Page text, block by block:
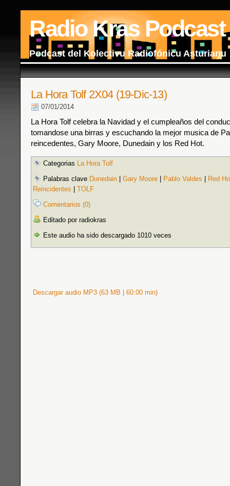
Radio Kras Podcast
Podcast del Kolectivu Radiofónicu Asturianu
La Hora Tolf 2X04 (19-Dic-13)
07/01/2014
La Hora Tolf celebra la Navidad y el cumpleaños del
tomandose una birras y escuchando la mejor musica de
reincedentes, Gary Moore, Dunedain y los Red Hot.
Categorias La Hora Tolf
Palabras clave Dunedain Gary Moore Pablo Valdes
Red
Reincidentes
TOLF
Comentarios (0)
Editado por radiokras
Este audio ha sido descargado 1010 veces
Descargar audio MP3 (63 MB | 60:00 min)